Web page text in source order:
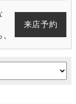
来店予約